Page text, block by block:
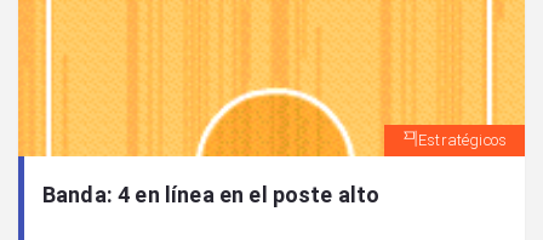
Estratégicos
Banda: 4 en línea en el poste alto